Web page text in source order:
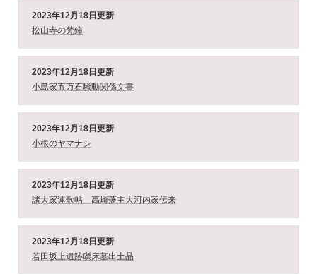
2023年12月18日更新
松山寺の梵鐘
2023年12月18日更新
小島家五万石騒動関係文書
2023年12月18日更新
小根のヤマナシ
2023年12月18日更新
諸大家連歌帖 高崎藩主大河内家伝来
2023年12月18日更新
若田坂上遺跡礫床墓出土品